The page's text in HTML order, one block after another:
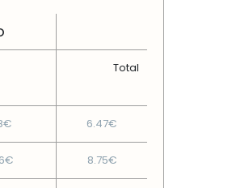
Total
6.47€
8.75€